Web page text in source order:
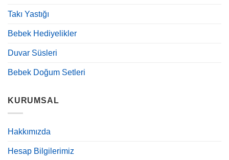
Takı Yastığı
Bebek Hediyelikler
Duvar Süsleri
Bebek Doğum Setleri
KURUMSAL
Hakkımızda
Hesap Bilgilerimiz